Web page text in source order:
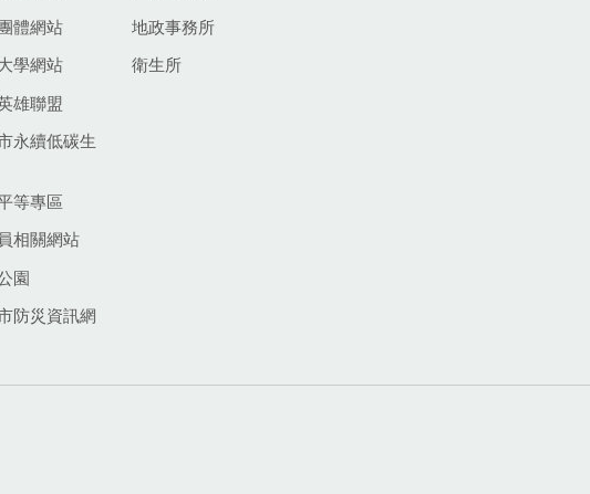
體網站
學網站
雄聯盟
永續低碳生
等專區
相關網站
園
防災資訊網
地政事務所
衛生所